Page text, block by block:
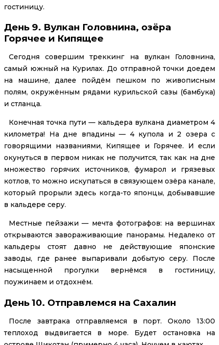
гостиницу.
День 9. Вулкан Головнина, озёра
Горячее и Кипящее
Сегодня совершим треккинг на вулкан Головнина,
самый южный на Курилах. До отправной точки доедем
на машине, далее пойдём пешком по живописным
полям, окружённым рядами курильской сазы (бамбука)
и стланца.
Конечная точка пути — кальдера вулкана диаметром 4
километра! На дне впадины — 4 купола и 2 озера с
говорящими названиями, Кипящее и Горячее. И если
окунуться в первом никак не получится, так как на дне
множество горячих источников, фумарол и грязевых
котлов, то можно искупаться в связующем озёра канале,
который прорыли здесь когда-то японцы, добывавшие
в кальдере серу.
Местные пейзажи — мечта фотографов: на вершинах
открываются завораживающие панорамы. Недалеко от
кальдеры стоят давно не действующие японские
заводы, где ранее выпаривали добытую серу. После
насыщенной прогулки вернёмся в гостиницу,
поужинаем и отдохнём.
День 10. Отправлемся на Сахалин
После завтрака отправляемся в порт. Около 13:00
теплоход выдвигается в море. Будет остановка на